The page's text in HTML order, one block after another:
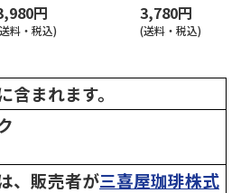
円
料・税込)
3,780円
(送料・税込)
含まれます。
、販売者が三喜屋珈琲株式